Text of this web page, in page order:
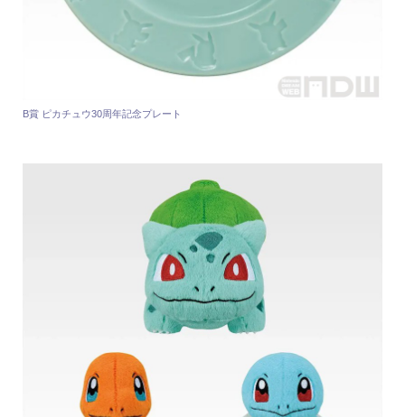
B賞 ピカチュウ30周年記念プレート